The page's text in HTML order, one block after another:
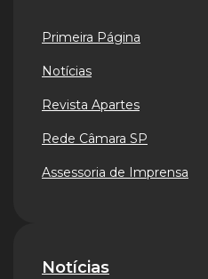
Primeira Página
Notícias
Revista Apartes
Rede Câmara SP
Assessoria de Imprensa
Notícias